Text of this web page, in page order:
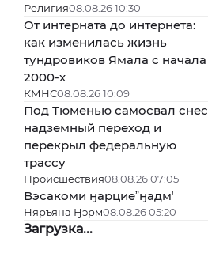
Религия08.08.26 10:30
От интерната до интернета:
как изменилась жизнь
тундровиков Ямала с начала
2000-х
КМНС08.08.26 10:09
Под Тюменью самосвал снес
надземный переход и
перекрыл федеральную
трассу
Происшествия08.08.26 07:05
Вэсакоми ӈарциеˮӈадмʼ
Няръяна Ӈэрм08.08.26 05:20
Загрузка...